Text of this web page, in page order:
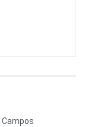
Campos